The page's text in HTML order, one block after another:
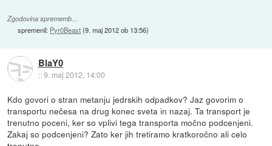
Zgodovina sprememb…
spremenil: Pyr0Beast(9. maj 2012 ob 13:56)
BlaY0
::9. maj 2012, 14:00
Kdo govori o stran metanju jedrskih odpadkov? Jaz govorim o
transportu nečesa na drug konec sveta in nazaj. Ta transport je
trenutno poceni, ker so vplivi tega transporta močno podcenjeni.
Zakaj so podcenjeni? Zato ker jih tretiramo kratkoročno ali celo